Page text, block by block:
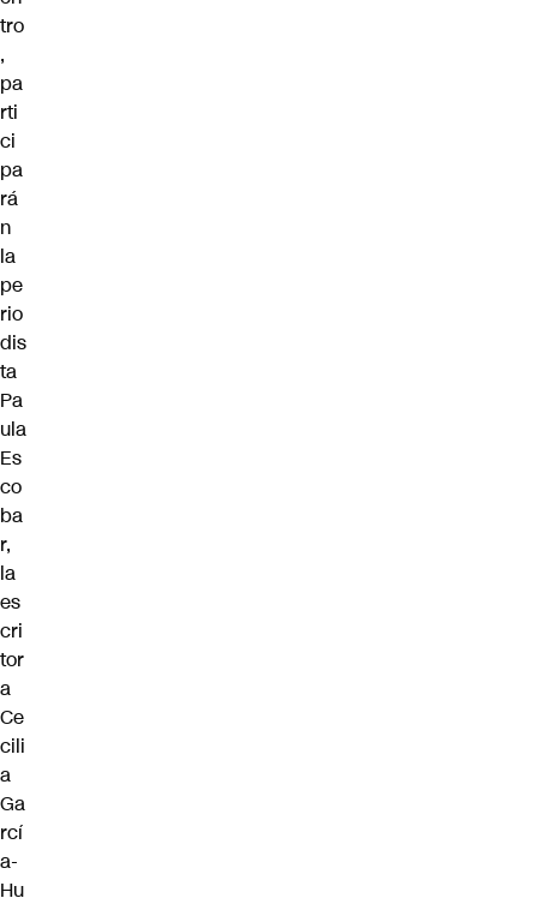
tro
,
pa
rti
ci
pa
rá
n
la
pe
rio
dis
ta
Pa
ula
Es
co
ba
r,
la
es
cri
tor
a
Ce
cili
a
Ga
rcí
a-
Hu